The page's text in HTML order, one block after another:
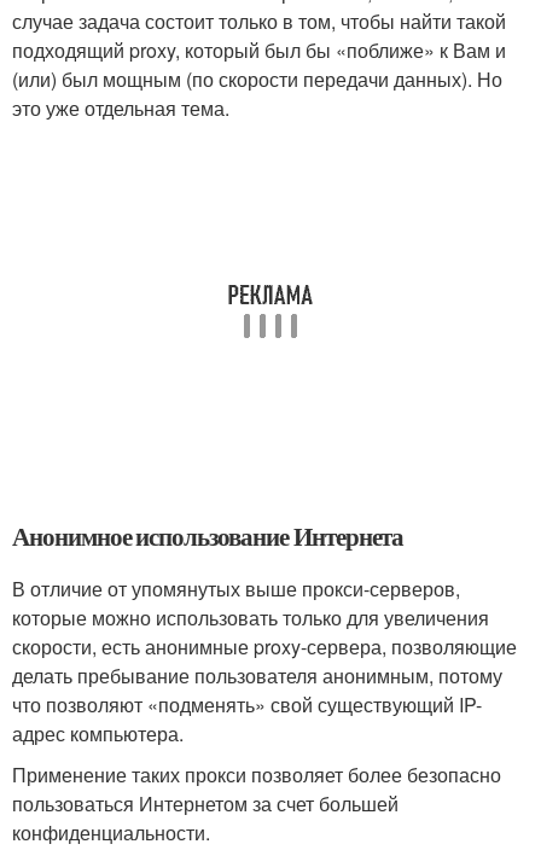
случае задача состоит только в том, чтобы найти такой
подходящий proxy, который был бы «поближе» к Вам и
(или) был мощным (по скорости передачи данных). Но
это уже отдельная тема.
Анонимное использование Интернета
В отличие от упомянутых выше прокси-серверов,
которые можно использовать только для увеличения
скорости, есть анонимные proxy-сервера, позволяющие
делать пребывание пользователя анонимным, потому
что позволяют «подменять» свой существующий IP-
адрес компьютера.
Применение таких прокси позволяет более безопасно
пользоваться Интернетом за счет большей
конфиденциальности.